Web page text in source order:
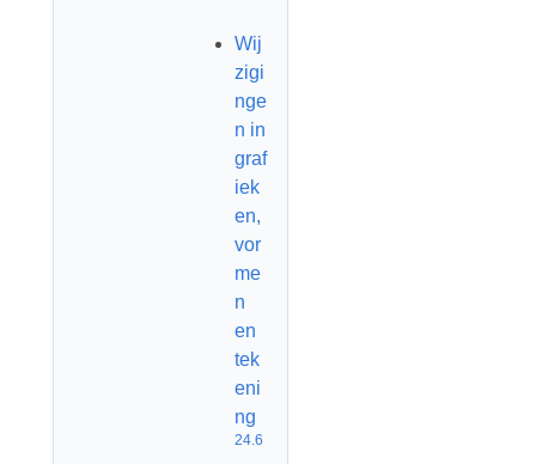
Wij
zigi
nge
n in
graf
iek
en,
vor
me
n
en
tek
eni
ng
24.6